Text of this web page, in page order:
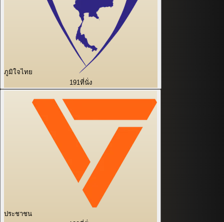
ภูมิใจไทย
191ที่นั่ง
ประชาชน